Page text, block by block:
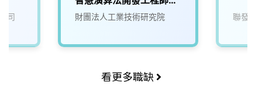
司
(T200/T300/T400/T5
財團法人工業技術研究院 聯發科
看更多職缺